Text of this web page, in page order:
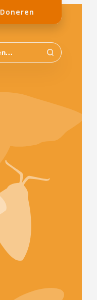
Doneren